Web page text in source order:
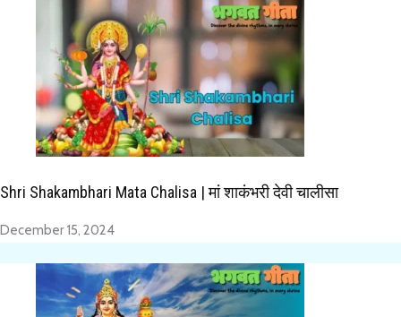
Shri Shakambhari Mata Chalisa | मां शाकंभरी देवी चालीसा
December 15, 2024